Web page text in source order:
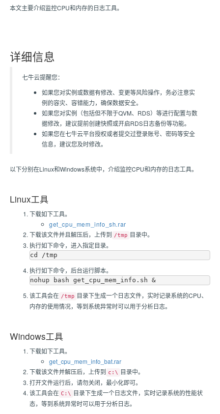
本文主要介绍监控CPU和内存的日志工具。
详细信息
七牛云提醒您：
如果您对实例或数据有修改、变更等风险操作，务必注意实
例的容灾、容错能力，确保数据安全。
如果您对实例（包括但不限于QVM、RDS）等进行配置与数
据修改，建议提前创建快照或开启RDS日志备份等功能。
如果您在七牛云平台授权或者提交过登录账号、密码等安全
信息，建议您及时修改。
以下分别在Linux和Windows系统中，介绍监控CPU和内存的日志工具。
Linux工具
下载如下工具。
get_cpu_mem_info_sh.rar
下载该文件并且解压后，上传到 /tmp 目录中。
执行如下命令，进入指定目录。
cd /tmp
执行如下命令，后台运行脚本。
nohup bash get_cpu_mem_info.sh &
该工具会在 /tmp 目录下生成一个日志文件，实时记录系统的CPU、
内存的使用情况，等到系统异常时可以用于分析日志。
Windows工具
下载如下工具。
get_cpu_mem_info_bat.rar
下载该文件并解压后，上传到 c:\ 目录中。
打开文件运行后，请勿关闭，最小化即可。
该工具会在 C:\ 目录下生成一个日志文件，实时记录系统的性能状
态，等到系统异常时可以用于分析日志。